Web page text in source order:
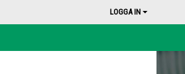
LOGGA IN